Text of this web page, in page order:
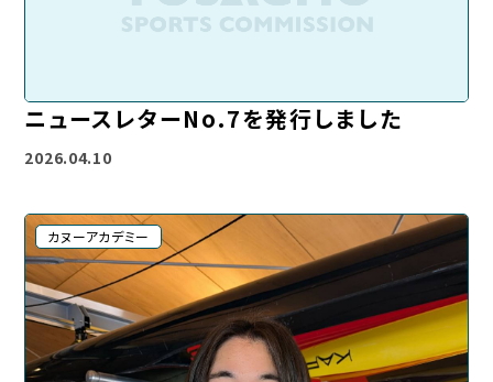
ニュースレターNo.7を発行しました
2026.04.10
カヌーアカデミー